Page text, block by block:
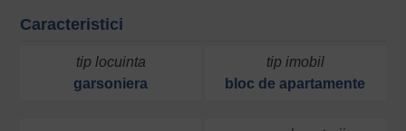
Caracteristici
tip locuinta
garsoniera
tip imobil
bloc de apartamente